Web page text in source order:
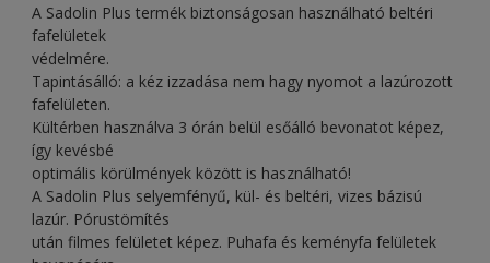
A Sadolin Plus termék biztonságosan használható beltéri
fafelületek
védelmére.
Tapintásálló: a kéz izzadása nem hagy nyomot a lazúrozott
fafelületen.
Kültérben használva 3 órán belül esőálló bevonatot képez,
így kevésbé
optimális körülmények között is használható!
A Sadolin Plus selyemfényű, kül- és beltéri, vizes bázisú
lazúr. Pórustömítés
után filmes felületet képez. Puhafa és keményfa felületek